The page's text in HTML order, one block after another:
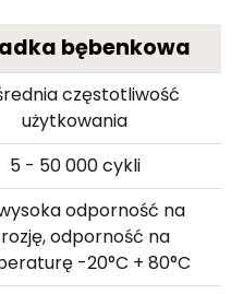
bębenkowa
częstotliwość
użytkowania
5 - 50 000 cykli
odporność na
odporność na
-20°C + 80°C